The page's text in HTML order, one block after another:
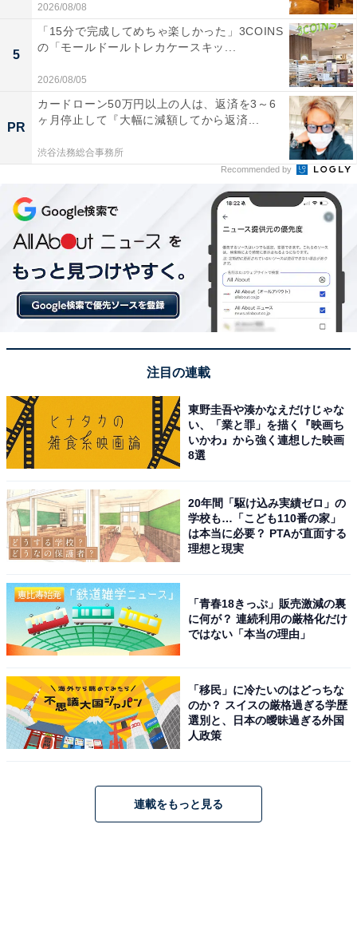
2026/08/08
5
「15分で完成してめちゃ楽しかった」3COINS
の「モールドールトレカケースキッ...
2026/08/05
PR
カードローン50万円以上の人は、返済を3～6
ヶ月停止して『大幅に減額してから返済...
渋谷法務総合事務所
Recommended by
注目の連載
東野圭吾や湊かなえだけじゃな
い、「業と罪」を描く『映画ち
いかわ』から強く連想した映画
8選
20年間「駆け込み実績ゼロ」の
学校も…「こども110番の家」
は本当に必要？ PTAが直面する
理想と現実
「青春18きっぷ」販売激減の裏
に何が？ 連続利用の厳格化だけ
ではない「本当の理由」
「移民」に冷たいのはどっちな
のか？ スイスの厳格過ぎる学歴
選別と、日本の曖昧過ぎる外国
人政策
連載をもっと見る